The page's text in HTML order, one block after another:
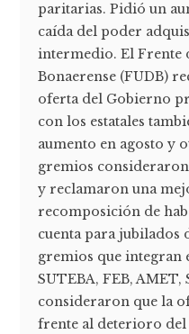
paritarias. Pidió un
caída del poder
intermedio. El Frente
Bonaerense (FUDB)
oferta del Gobierno
con los estatales
aumento en agosto y
gremios
y reclamaron una
recomposición de
cuenta para jubilados
gremios que
SUTEBA, FEB,
consideraron que la
frente al deterioro